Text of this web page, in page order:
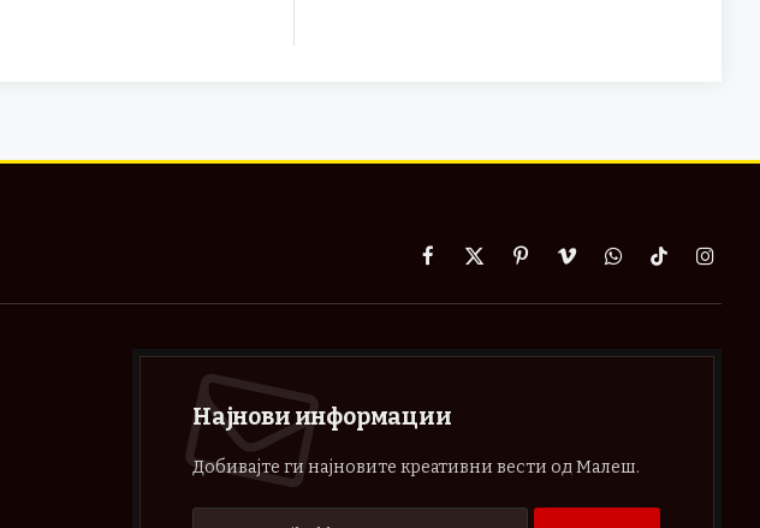
Facebook
X
PinterestVimeoWhatsApp
TikTok
Најнови информации
Добивајте ги најновите креативни вести од Малеш.